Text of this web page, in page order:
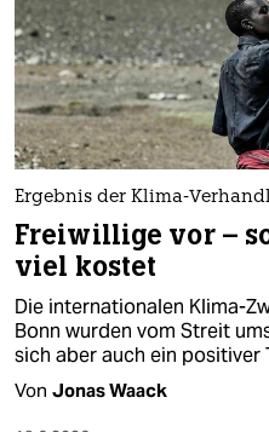
Ergebnis der Klima-
Freiwillige vor –
viel kostet
Die internationalen Klima-
Bonn wurden vom Streit
sich aber auch ein positiver
Von Jonas Waack